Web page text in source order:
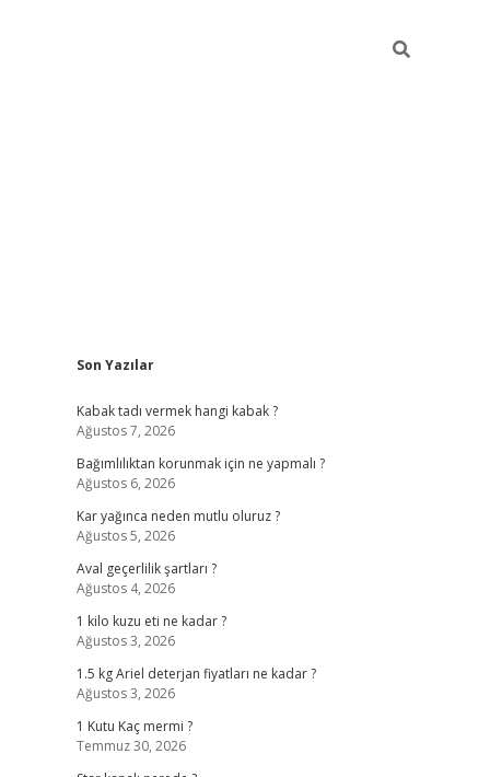
Sidebar
Son Yazılar
Kabak tadı vermek hangi kabak ?
Ağustos 7, 2026
Bağımlılıktan korunmak için ne yapmalı ?
Ağustos 6, 2026
Kar yağınca neden mutlu oluruz ?
Ağustos 5, 2026
Aval geçerlilik şartları ?
Ağustos 4, 2026
1 kilo kuzu eti ne kadar ?
Ağustos 3, 2026
1.5 kg Ariel deterjan fiyatları ne kadar ?
Ağustos 3, 2026
1 Kutu Kaç mermi ?
Temmuz 30, 2026